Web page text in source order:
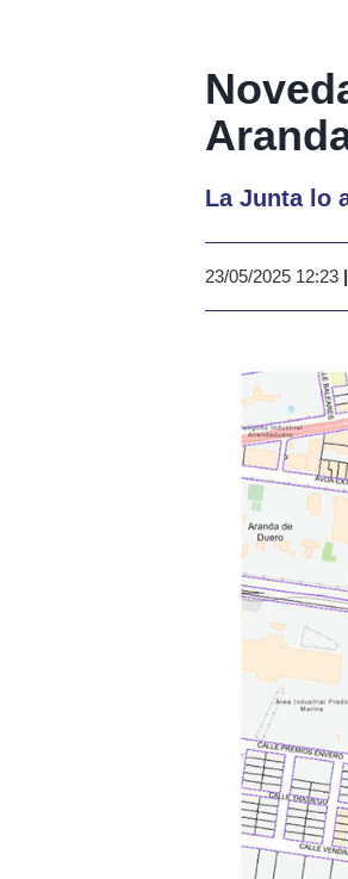
La Junta lo
23/05/2025 12:23 |